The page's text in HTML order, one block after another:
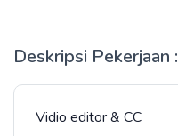
Deskripsi Pekerjaan :
Vidio editor & CC